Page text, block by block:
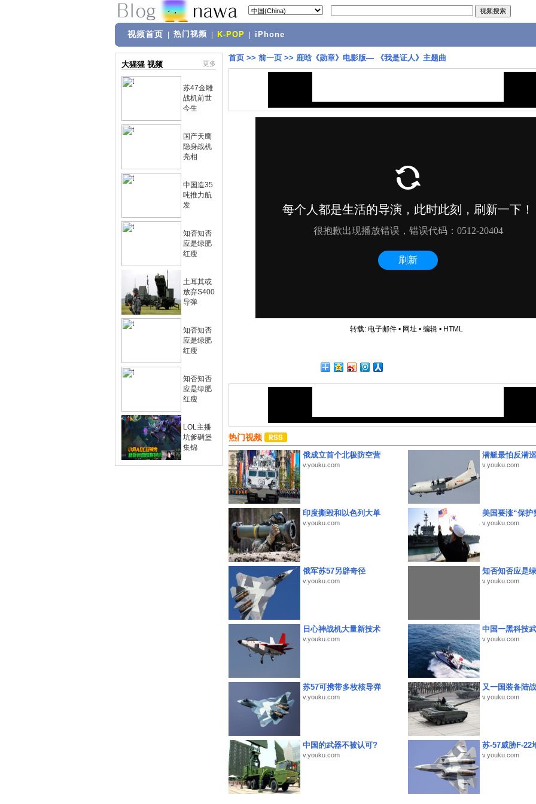
视频首页 热门视频 K-POP iPhone
大猩猩 视频 更多
苏47金雕
战机前世
今生
国产天鹰
隐身战机
亮相
中国造35
吨推力航
发
知否知否
应是绿肥
红瘦
土耳其或
放弃S400
导弹
知否知否
应是绿肥
红瘦
知否知否
应是绿肥
红瘦
LOL主播
坑爹碉堡
集锦
首页 >> 前一页 >> 鹿晗《勋章》电影版— 《我是证人》主题曲
转载: 电子邮件• 网址 • 编辑• HTML
热门视频
俄成立首个北极防空营
v.youku.com
潜艇最怕反潜
v.youku.com
印度撕毁和以色列大单
v.youku.com
美国要涨“保护
v.youku.com
俄军苏57另辟奇径
v.youku.com
知否知否应是
v.youku.com
日心神战机大量新技术
v.youku.com
中国一黑科技
v.youku.com
苏57可携带多枚核导弹
v.youku.com
又一国装备陆
v.youku.com
中国的武器不被认可?
v.youku.com
苏-57威胁F-22
v.youku.com